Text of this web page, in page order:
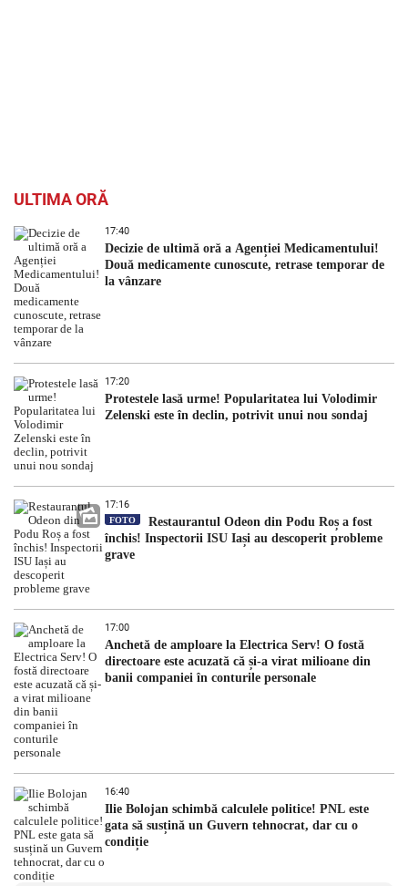
ULTIMA ORĂ
17:40
Decizie de ultimă oră a Agenției Medicamentului!
Două medicamente cunoscute, retrase temporar de
la vânzare
17:20
Protestele lasă urme! Popularitatea lui Volodimir
Zelenski este în declin, potrivit unui nou sondaj
17:16
FOTO
Restaurantul Odeon din Podu Roș a fost
închis! Inspectorii ISU Iași au descoperit probleme
grave
17:00
Anchetă de amploare la Electrica Serv! O fostă
directoare este acuzată că și-a virat milioane din
banii companiei în conturile personale
16:40
Ilie Bolojan schimbă calculele politice! PNL este
gata să susțină un Guvern tehnocrat, dar cu o
condiție